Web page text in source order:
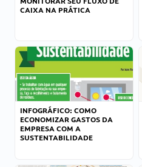
CAIXA NA PRÁTICA
INFOGRÁFICO: COMO
ECONOMIZAR GASTOS DA
EMPRESA COM A
SUSTENTABILIDADE